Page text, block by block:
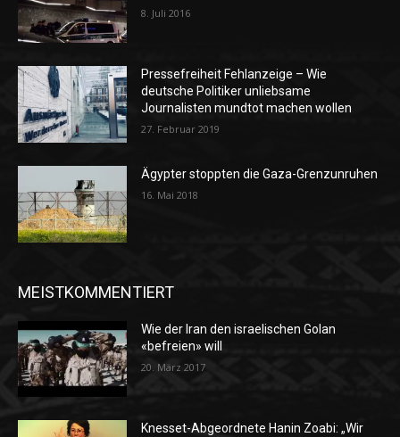
8. Juli 2016
Pressefreiheit Fehlanzeige – Wie
deutsche Politiker unliebsame
Journalisten mundtot machen wollen
27. Februar 2019
Ägypter stoppten die Gaza-Grenzunruhen
16. Mai 2018
MEISTKOMMENTIERT
Wie der Iran den israelischen Golan
«befreien» will
20. März 2017
Knesset-Abgeordnete Hanin Zoabi: „Wir